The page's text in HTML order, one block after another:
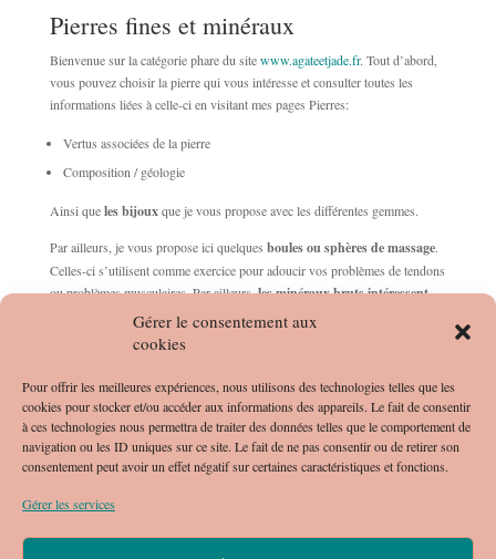
Gérer le consentement aux
cookies
Pour offrir les meilleures expériences, nous utilisons des technologies telles que les
cookies pour stocker et/ou accéder aux informations des appareils. Le fait de consentir
à ces technologies nous permettra de traiter des données telles que le comportement de
navigation ou les ID uniques sur ce site. Le fait de ne pas consentir ou de retirer son
consentement peut avoir un effet négatif sur certaines caractéristiques et fonctions.
Gérer les services
Pierres fines et minéraux
Bienvenue sur la catégorie phare du sitewww.agateetjade.fr. Tout d’abord,
vous pouvez choisir la pierre qui vous intéresse et consulter toutes les
informations liées à celle-ci en visitant mes pages Pierres:
Vertus associées de la pierre
Composition / géologie
Ainsi queles bijouxque je vous propose avec les différentes gemmes.
Par ailleurs, je vous propose ici quelques boules ou sphères de massage.
Celles-ci s’utilisent comme exercice pour adoucir vos problèmes de tendons
ou problèmes musculaires. Par ailleurs,les minéraux bruts intéressent
pour leurs vertus plus intenses.
En effet, je vous conseilled’utiliser des sphères
réguliers en faisant tourner les boules de pierres fines entre vos doigts.
Vous devriez ressentir une sensation de chaleur après 15 mn d’exercices.
Cela pourra vous permettre de renforcer votre tendon malade.
De fait, vous pourrez également utiliserles boules de massagepour vous
masser le corps.